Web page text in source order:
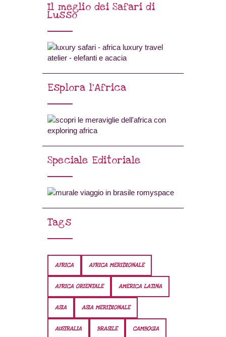
Il meglio dei Safari di
Lusso
Esplora l’Africa
Speciale Editoriale
Tags
AFRICA AFRICA MERIDIONALE
AFRICA ORIENTALE AMERICA LATINA
ASIA ASIA MERIDIONALE
AUSTRALIA BRASILE CAMBOGIA